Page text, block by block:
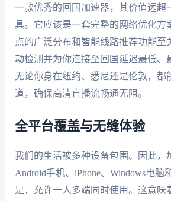
一款优秀的回国加速器，其价值远超
具。它应该是一套完整的网络优化方
点的广泛分布和智能线路推荐功能至
动检测并为你连接至回国延迟最低、
无论你身在纽约、悉尼还是伦敦，都
道，确保高清直播流畅通无阻。
全平台覆盖与无缝体验
我们的生活被多种设备包围。因此，
Android手机、iPhone、Windows电脑
是，允许一人多端同时使用。这意味